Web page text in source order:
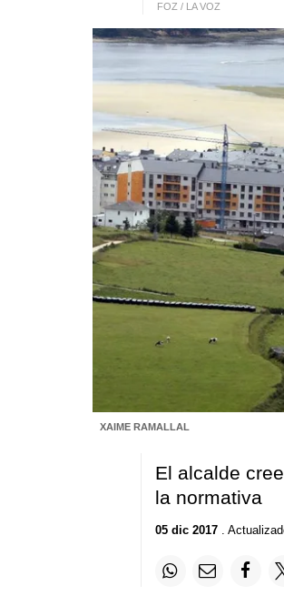
FOZ / LA VOZ
XAIME RAMALLAL
El alcalde
la normativa
05 dic 2017.